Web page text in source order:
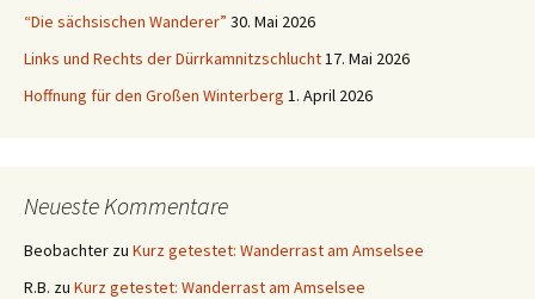
“Die sächsischen Wanderer” 30. Mai 2026
Links und Rechts der Dürrkamnitzschlucht17. Mai 2026
Hoffnung für den Großen Winterberg 1. April 2026
Neueste Kommentare
Beobachter zu Kurz getestet: Wanderrast am Amselsee
R.B. zu Kurz getestet: Wanderrast am Amselsee